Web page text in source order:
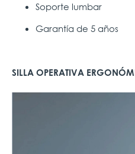
Soporte lumbar
Garantía de 5 años
SILLA OPERATIVA